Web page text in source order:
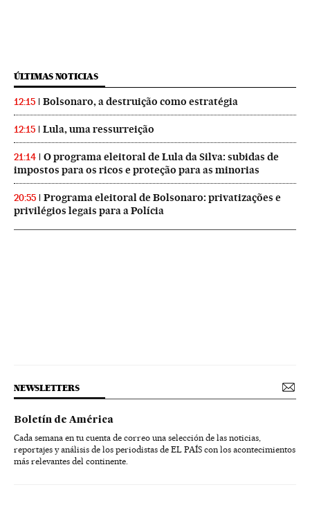
ÚLTIMAS NOTICIAS
12:15 Bolsonaro, a destruição como estratégia
12:15 Lula, uma ressurreição
21:14
O programa eleitoral de Lula da Silva: subidas de
impostos para os ricos e proteção para as minorias
20:55
Programa eleitoral de Bolsonaro: privatizações e
privilégios legais para a Polícia
NEWSLETTERS
Boletín de América
Cada semana en tu cuenta de correo una selección de las noticias,
reportajes y análisis de los periodistas de EL PAÍS con los acontecimientos
más relevantes del continente.